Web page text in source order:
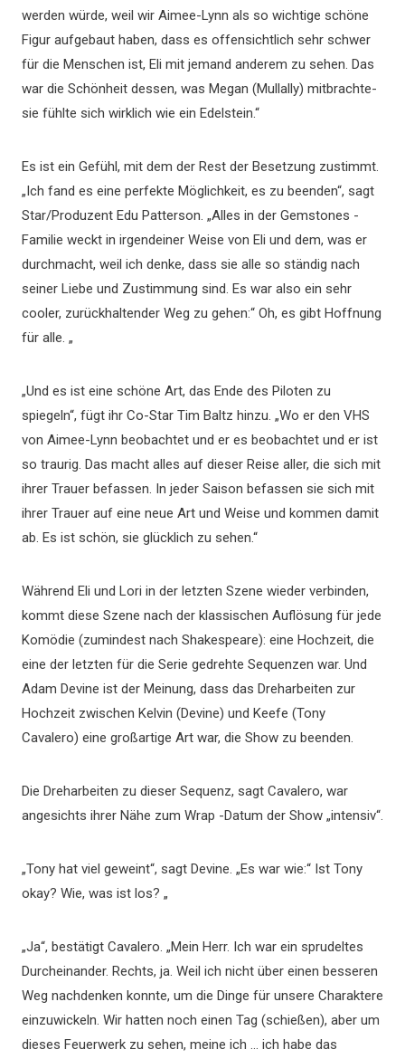
werden würde, weil wir Aimee-Lynn als so wichtige schöne
Figur aufgebaut haben, dass es offensichtlich sehr schwer
für die Menschen ist, Eli mit jemand anderem zu sehen. Das
war die Schönheit dessen, was Megan (Mullally) mitbrachte-
sie fühlte sich wirklich wie ein Edelstein.“
Es ist ein Gefühl, mit dem der Rest der Besetzung zustimmt.
„Ich fand es eine perfekte Möglichkeit, es zu beenden“, sagt
Star/Produzent Edu Patterson. „Alles in der Gemstones -
Familie weckt in irgendeiner Weise von Eli und dem, was er
durchmacht, weil ich denke, dass sie alle so ständig nach
seiner Liebe und Zustimmung sind. Es war also ein sehr
cooler, zurückhaltender Weg zu gehen:“ Oh, es gibt Hoffnung
für alle. „
„Und es ist eine schöne Art, das Ende des Piloten zu
spiegeln“, fügt ihr Co-Star Tim Baltz hinzu. „Wo er den VHS
von Aimee-Lynn beobachtet und er es beobachtet und er ist
so traurig. Das macht alles auf dieser Reise aller, die sich mit
ihrer Trauer befassen. In jeder Saison befassen sie sich mit
ihrer Trauer auf eine neue Art und Weise und kommen damit
ab. Es ist schön, sie glücklich zu sehen.“
Während Eli und Lori in der letzten Szene wieder verbinden,
kommt diese Szene nach der klassischen Auflösung für jede
Komödie (zumindest nach Shakespeare): eine Hochzeit, die
eine der letzten für die Serie gedrehte Sequenzen war. Und
Adam Devine ist der Meinung, dass das Dreharbeiten zur
Hochzeit zwischen Kelvin (Devine) und Keefe (Tony
Cavalero) eine großartige Art war, die Show zu beenden.
Die Dreharbeiten zu dieser Sequenz, sagt Cavalero, war
angesichts ihrer Nähe zum Wrap -Datum der Show „intensiv“.
„Tony hat viel geweint“, sagt Devine. „Es war wie:“ Ist Tony
okay? Wie, was ist los? „
„Ja“, bestätigt Cavalero. „Mein Herr. Ich war ein sprudeltes
Durcheinander. Rechts, ja. Weil ich nicht über einen besseren
Weg nachdenken konnte, um die Dinge für unsere Charaktere
einzuwickeln. Wir hatten noch einen Tag (schießen), aber um
dieses Feuerwerk zu sehen, meine ich … ich habe das